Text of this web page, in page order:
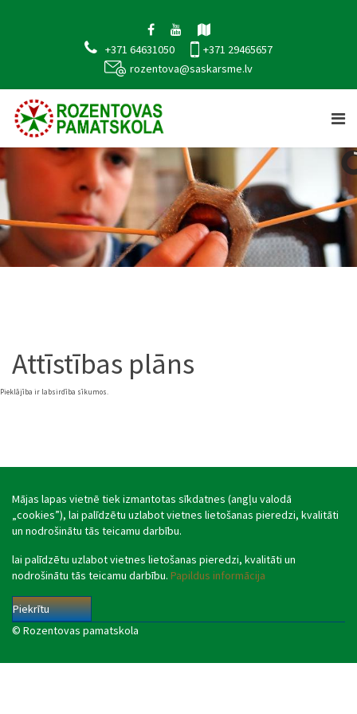
+371 64631050
+371 29465657
rozentova@saskarsme.lv
Pieklājība ir labsirdība sīkumos.
Attīstības plāns
Mājas lapas vietnē tiek izmantotas sīkdatnes (angļu valodā
„cookies”), lai palīdzētu uzlabot vietnes lietošanas pieredzi, kvalitāti
un nodrošinātu tās teicamu darbību.
lai palīdzētu uzlabot vietnes lietošanas pieredzi, kvalitāti un
nodrošinātu tās teicamu darbību. Papildus informācija
Piekrītu
© Rozentovas pamatskola